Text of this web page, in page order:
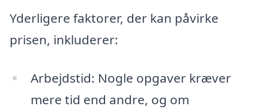
Yderligere faktorer, der kan påvirke
prisen, inkluderer:
Arbejdstid: Nogle opgaver kræver
mere tid end andre, og om